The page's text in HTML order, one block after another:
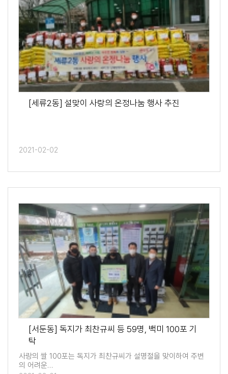
[세류2동] 설맞이 사랑의 온정나눔 행사 추진
2021-02-02
[서둔동] 독지가 최찬규씨 등 59명, 백미 100포 기
탁
사랑의 쌀 100포는 독지가 최찬규씨가 설명절을 맞이하여 주변
의 어려운…